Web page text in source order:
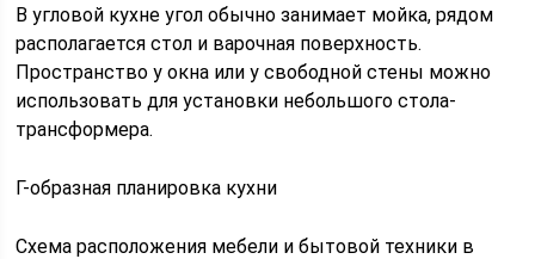
В угловой кухне угол обычно занимает мойка, рядом
располагается стол и варочная поверхность.
Пространство у окна или у свободной стены можно
использовать для установки небольшого стола-
трансформера.
Г-образная планировка кухни
Схема расположения мебели и бытовой техники в